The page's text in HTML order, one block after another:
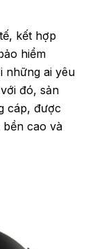
kết hợp
hiểm
những ai yêu
đó, sản
cáp, được
cao và